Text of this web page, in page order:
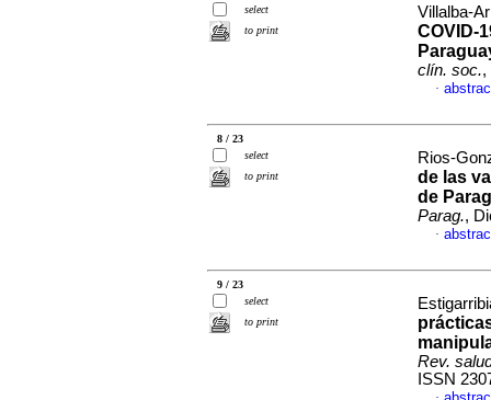
select
to print
Villalba-
COVID-
clín. soc.,
·
8 / 23
select
to print
Rios-
de las
de
Parag.,
·
9 / 23
select
to print
Rev.
ISSN